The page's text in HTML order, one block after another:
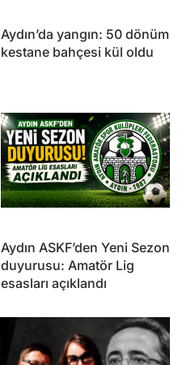
Aydın’da yangın: 50 dönüm
kestane bahçesi kül oldu
Aydın ASKF’den Yeni Sezon
duyurusu: Amatör Lig
esasları açıklandı